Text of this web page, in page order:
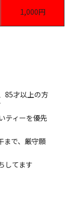
1,000円
85才以上の方
ティーを優先
まで、厳守願
してます